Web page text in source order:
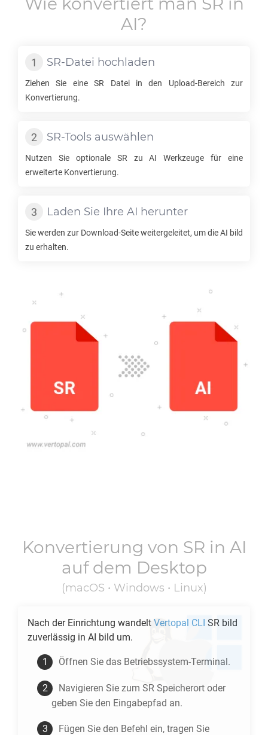
AI?
SR-Datei hochladen
Ziehen Sie eineSR Datei in den Upload-Bereich zur
Konvertierung.
SR-Tools auswählen
Nutzen Sie optionale SR zuAI Werkzeuge für eine
erweiterte Konvertierung.
Laden Sie Ihre AI herunter
Sie werden zur Download-Seite weitergeleitet, um dieAI bild
zu erhalten.
Konvertierung von SR in AI
auf dem Desktop
(macOS • Windows • Linux)
Nach der Einrichtung wandelt Vertopal CLI SR bild
zuverlässig in AI bild um.
Öffnen Sie das Betriebssystem-Terminal.
Navigieren Sie zum SR Speicherort oder
geben Sie den Eingabepfad an.
Fügen Sie den Befehl ein, tragen Sie